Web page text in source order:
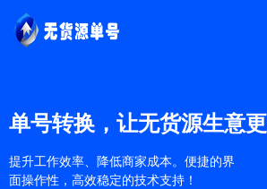
单号转换，让无货源生意
提升工作效率、降低商家成本。便捷的界
面操作性，高效稳定的技术支持！